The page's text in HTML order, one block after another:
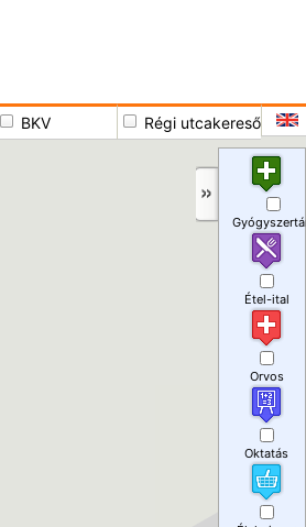
BKV Régi utcakereső
Étel-ital
Orvos
Oktatás